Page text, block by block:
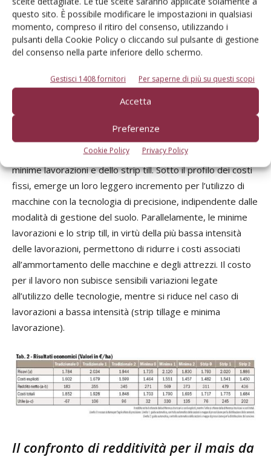
questo sito. È possibile modificare le impostazioni in qualsiasi
momento, compreso il ritiro del consenso, utilizzando i
pulsanti della Cookie Policy o cliccando sul pulsante di gestione
del consenso nella parte inferiore dello schermo.
Gestisci 1408 fornitori Per saperne di più su questi scopi
Accetta
Preferenze
Cookie Policy Privacy Policy
l’agricoltura di precisione genera un incremento dei costi
variabili: le mappe di prescrizione, infatti, tendono ad
ottimizzare la distribuzione degli elementi e, in terreni con
elevato potenziale produttivo, questo si può tradurre in un
aumento delle quantità di semente e di fertilizzante
distribuite in campo nel caso in cui si decide di
Per quanto riguarda i consumi di gasolio, invece, si nota una
drastica riduzione dei quantitativi impiegati nel caso delle
minime lavorazioni e dello strip till. Sotto il profilo dei costi
fissi, emerge un loro leggero incremento per l’utilizzo di
macchine con la tecnologia di precisione, indipendente dalle
modalità di gestione del suolo. Parallelamente, le minime
lavorazioni e lo strip till, in virtù della più bassa intensità
delle lavorazioni, permettono di ridurre i costi associati
all’ammortamento delle macchine e degli attrezzi. Il costo
per il lavoro non subisce sensibili variazioni legate
all’utilizzo delle tecnologie, mentre si riduce nel caso di
lavorazioni a bassa intensità (strip tillage e minima
lavorazione).
Il confronto di redditività per il mais da